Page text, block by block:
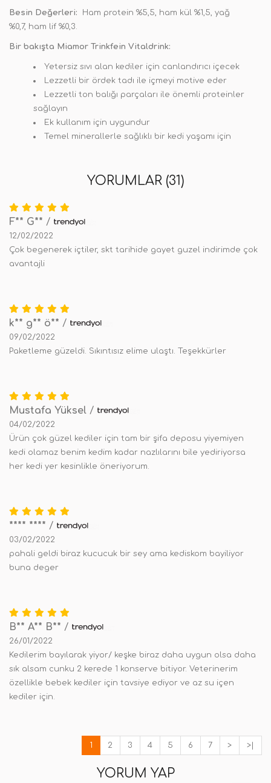
Besin Değerleri: Ham protein %5,5, ham kül %1,5, yağ
%0,7, ham lif %0,3.
Bir bakışta Miamor Trinkfein Vitaldrink:
Yetersiz sıvı alan kediler için canlandırıcı içecek
Lezzetli bir ördek tadı ile içmeyi motive eder
Lezzetli ton balığı parçaları ile önemli proteinler
sağlayın
Ek kullanım için uygundur
Temel minerallerle sağlıklı bir kedi yaşamı için
YORUMLAR (31)
F** G** /
12/02/2022
Çok begenerek içtiler, skt tarihide gayet guzel indirimde çok
avantajli
k** g** ö** /
09/02/2022
Paketleme güzeldi. Sıkıntısız elime ulaştı. Teşekkürler
Mustafa Yüksel /
04/02/2022
Ürün çok güzel kediler için tam bir şifa deposu yiyemiyen
kedi olamaz benim kedim kadar nazlılarını bile yediriyorsa
her kedi yer kesinlikle öneriyorum.
**** **** /
03/02/2022
pahali geldi biraz kucucuk bir sey ama kediskom bayiliyor
buna deger
B** A** B** /
26/01/2022
Kedilerim bayılarak yiyor/ keşke biraz daha uygun olsa daha
sık alsam cunku 2 kerede 1 konserve bitiyor. Veterinerim
özellikle bebek kediler için tavsiye ediyor ve az su içen
kediler için.
1 2 3 4 5 6 7 > >|
YORUM YAP